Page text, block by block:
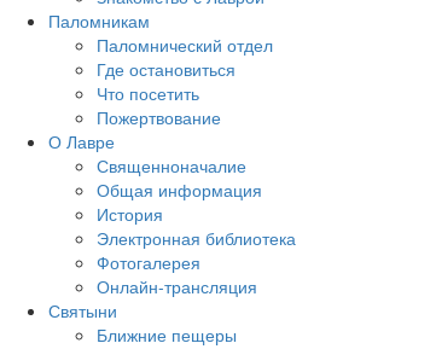
Паломникам
Паломнический отдел
Где остановиться
Что посетить
Пожертвование
О Лавре
Священноначалие
Общая информация
История
Электронная библиотека
Фотогалерея
Онлайн-трансляция
Святыни
Ближние пещеры